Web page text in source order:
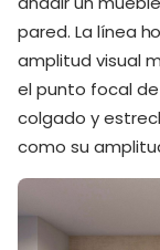
pared. La línea
amplitud visual
el punto focal
colgado y
como su